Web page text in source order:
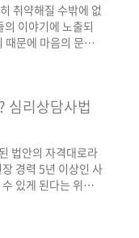
취약해질 수밖에 없
이야기에 노출되
때문에 마음의 문을
. 일어난 사건에 대
이 당신 자신의 경
상처를 입힐 가능성
해결할 수 없을 때
기 아이의 행동이나
감이나 무력감을 느
감정을 경험하..
심리상담사법
법안의 자격대로라
장 경력 5년 이상인 사
있게 된다는 위험
“심리상담사 법안
” 사단법인 한국심